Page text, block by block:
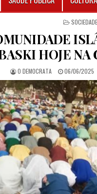
POSTED IN
SOCIEDADE
HOJE NA
AUTHOR:
O DEMOCRATA PUBLISHED
06/06/2025